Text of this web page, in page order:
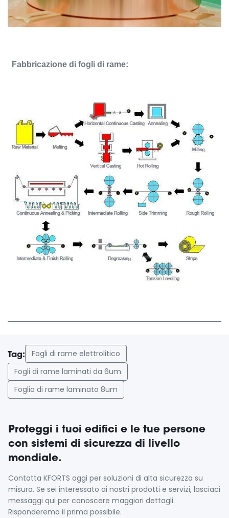
Fabbricazione di fogli di rame:
Tag:
Fogli di rame elettrolitico
Fogli di rame laminati da 6um
Foglio di rame laminato 8um
Proteggi i tuoi edifici e le tue persone
con sistemi di sicurezza di livello
mondiale.
Contatta KFORTS oggi per soluzioni di alta sicurezza su
misura. Se sei interessato ai nostri prodotti e servizi, lasciaci
messaggi qui per conoscere maggiori dettagli.
Risponderemo il prima possibile.